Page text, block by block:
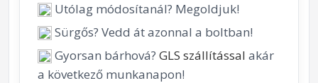
Utólag módosítanál? Megoldjuk!
Sürgős? Vedd át azonnal a boltban!
Gyorsan bárhová? GLS szállítással akár
a következő munkanapon!